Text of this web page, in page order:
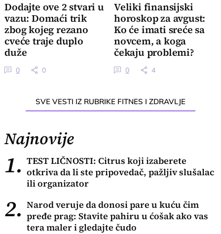
Dodajte ove 2 stvari u
vazu: Domaći trik
zbog kojeg rezano
cveće traje duplo
duže
0 0
Veliki finansijski
horoskop za avgust:
Ko će imati sreće sa
novcem, a koga
čekaju problemi?
0 4
SVE VESTI IZ RUBRIKE FITNES I ZDRAVLJE
Najnovije
1. TEST LIČNOSTI: Citrus koji izaberete
otkriva da li ste pripovedač, pažljiv slušalac
ili organizator
2. Narod veruje da donosi pare u kuću čim
pređe prag: Stavite pahiru u ćošak ako vas
tera maler i gledajte čudo